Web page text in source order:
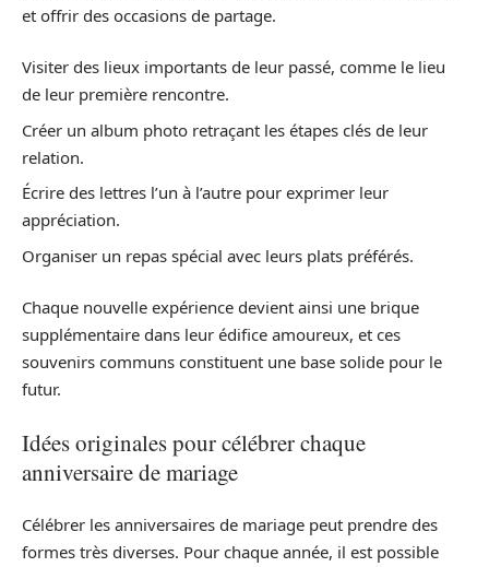
et offrir des occasions de partage.
Visiter des lieux importants de leur passé, comme le lieu
de leur première rencontre.
Créer un album photo retraçant les étapes clés de leur
relation.
Écrire des lettres l’un à l’autre pour exprimer leur
appréciation.
Organiser un repas spécial avec leurs plats préférés.
Chaque nouvelle expérience devient ainsi une brique
supplémentaire dans leur édifice amoureux, et ces
souvenirs communs constituent une base solide pour le
futur.
Idées originales pour célébrer chaque
anniversaire de mariage
Célébrer les anniversaires de mariage peut prendre des
formes très diverses. Pour chaque année, il est possible